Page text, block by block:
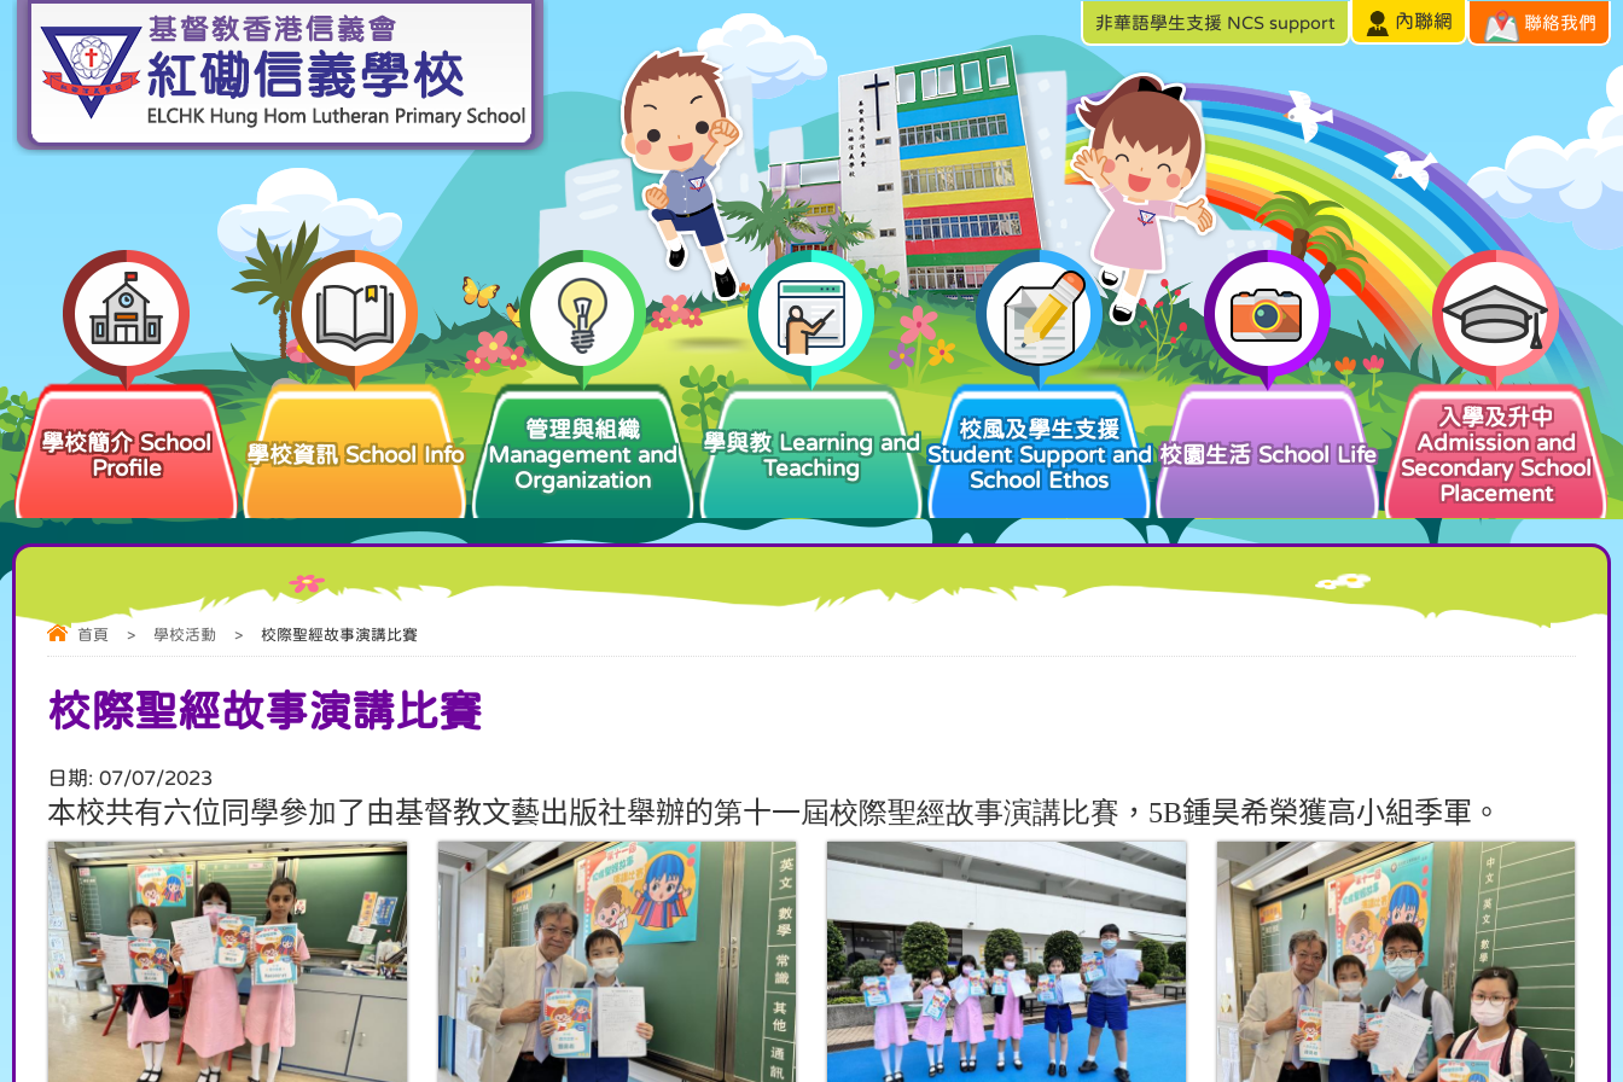
非華語學生支援 NCS support 內聯網 聯絡我們
學校簡介 School
Profile
學校資訊 School Info
管理與組織
Management and
Organization
學與教 Learning and
Teaching
校風及學生支援
Student Support and
School Ethos
校園生活 School Life
入學及升中
Admission and
Secondary School
Placement
首頁 > 學校活動 > 校際聖經故事演講比賽
校際聖經故事演講比賽
日期:07/07/2023
本校共有六位同學參加了由基督教文藝出版社舉辦的第十一屆校際聖經故事演講比賽 ， 5B鍾昊希榮獲高小組季軍。